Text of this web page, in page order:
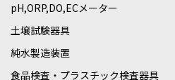
pH,ORP,DO,ECメーター
土壌試験器具
純水製造装置
食品検査・プラスチック検査器具